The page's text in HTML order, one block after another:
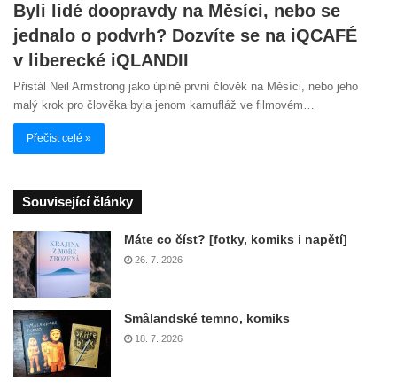
Byli lidé doopravdy na Měsíci, nebo se
jednalo o podvrh? Dozvíte se na iQCAFÉ
v liberecké iQLANDII
Přistál Neil Armstrong jako úplně první člověk na Měsíci, nebo jeho
malý krok pro člověka byla jenom kamufláž ve filmovém…
Přečíst celé »
Související články
Máte co číst? [fotky, komiks i napětí]
26. 7. 2026
Smålandské temno, komiks
18. 7. 2026